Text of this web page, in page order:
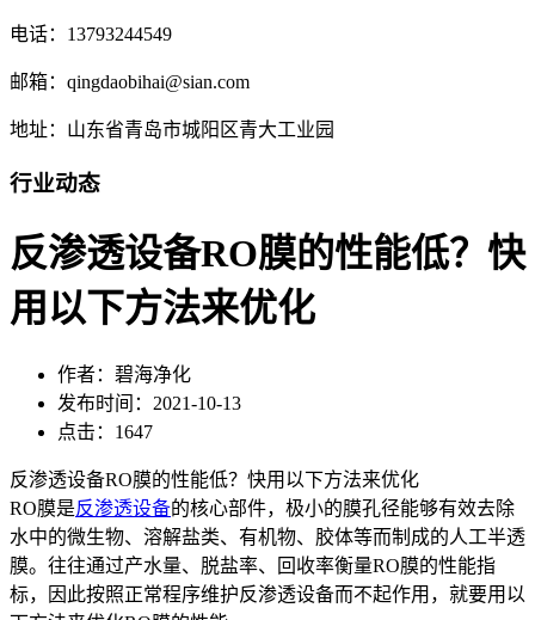
电话：13793244549
邮箱：qingdaobihai@sian.com
地址：山东省青岛市城阳区青大工业园
行业动态
反渗透设备RO膜的性能低？快
用以下方法来优化
作者：碧海净化
发布时间：2021-10-13
点击：1647
反渗透设备RO膜的性能低？快用以下方法来优化
RO膜是反渗透设备的核心部件，极小的膜孔径能够有效去除
水中的微生物、溶解盐类、有机物、胶体等而制成的人工半透
膜。往往通过产水量、脱盐率、回收率衡量RO膜的性能指
标，因此按照正常程序维护反渗透设备而不起作用，就要用以